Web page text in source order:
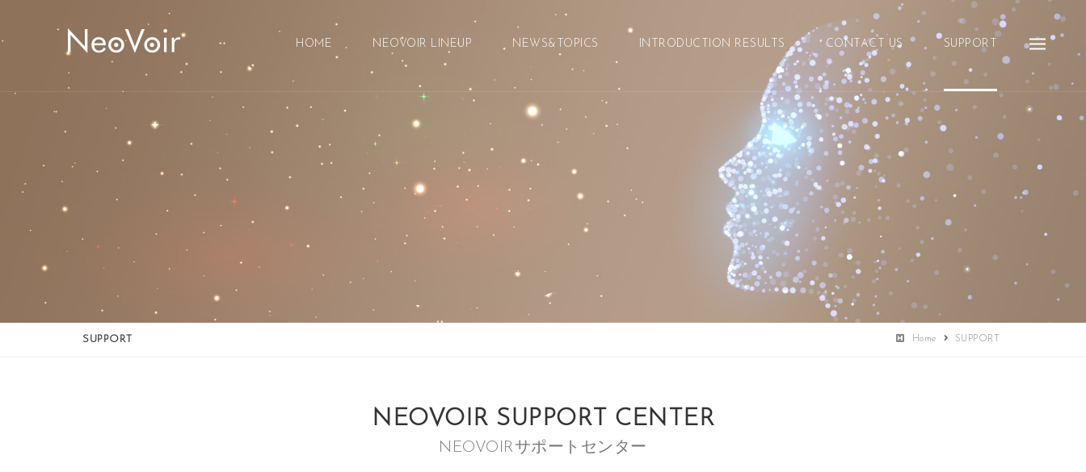
HOME NEOVOIR LINEUP NEWS&TOPICS INTRODUCTION RESULTS CONTACT US SUPPORT
SUPPORT Home SUPPORT
NEOVOIR SUPPORT CENTER
NEOVOIRサポートセンター